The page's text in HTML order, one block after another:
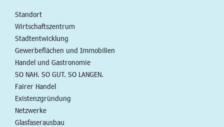
Standort
Wirtschaftszentrum
Stadtentwicklung
Gewerbeflächen und Immobilien
Handel und Gastronomie
SO NAH. SO GUT. SO LANGEN.
Fairer Handel
Existenzgründung
Netzwerke
Glasfaserausbau